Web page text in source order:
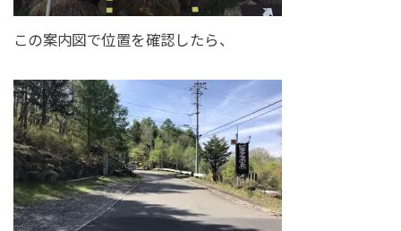
この案内図で位置を確認したら、